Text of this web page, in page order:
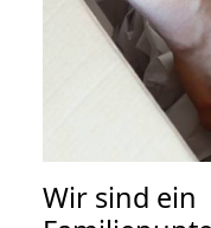
Wir sind ein